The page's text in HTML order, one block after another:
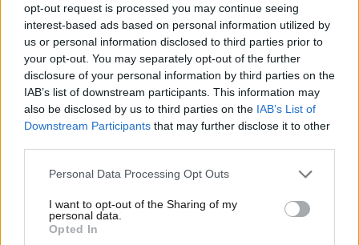
opt-out request is processed you may continue seeing
interest-based ads based on personal information utilized by
us or personal information disclosed to third parties prior to
your opt-out. You may separately opt-out of the further
disclosure of your personal information by third parties on the
IAB’s list of downstream participants. This information may
also be disclosed by us to third parties on the IAB’s List of
Downstream Participants that may further disclose it to other
Please note that this website/app uses one or more Google
not limited to your visit or usage behaviour. You may click to
grant or deny consent to Google and its third-party tags to
use your data for below specified purposes in below Google
Personal Data Processing Opt Outs
I want to opt-out of the Sharing of my
personal data.
Opted In